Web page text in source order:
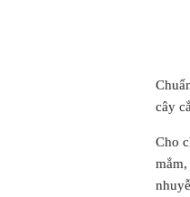
cây
Cho